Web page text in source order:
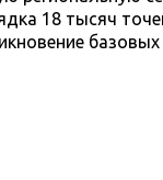
18 тысяч